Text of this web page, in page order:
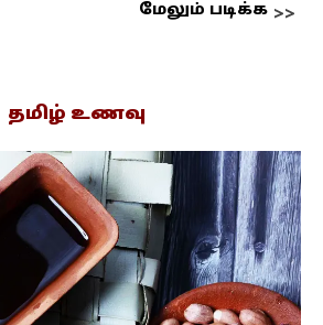
மேலும் படிக்க
தமிழ் உணவு